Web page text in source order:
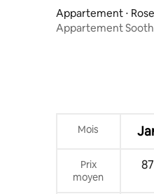
Appartement ⋅
Appartement
Mois
Prix
moyen